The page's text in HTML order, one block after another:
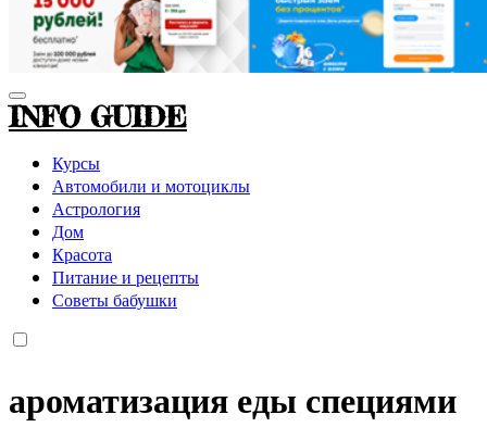
INFO GUIDE
Курсы
Автомобили и мотоциклы
Астрология
Дом
Красота
Питание и рецепты
Советы бабушки
ароматизация еды специями